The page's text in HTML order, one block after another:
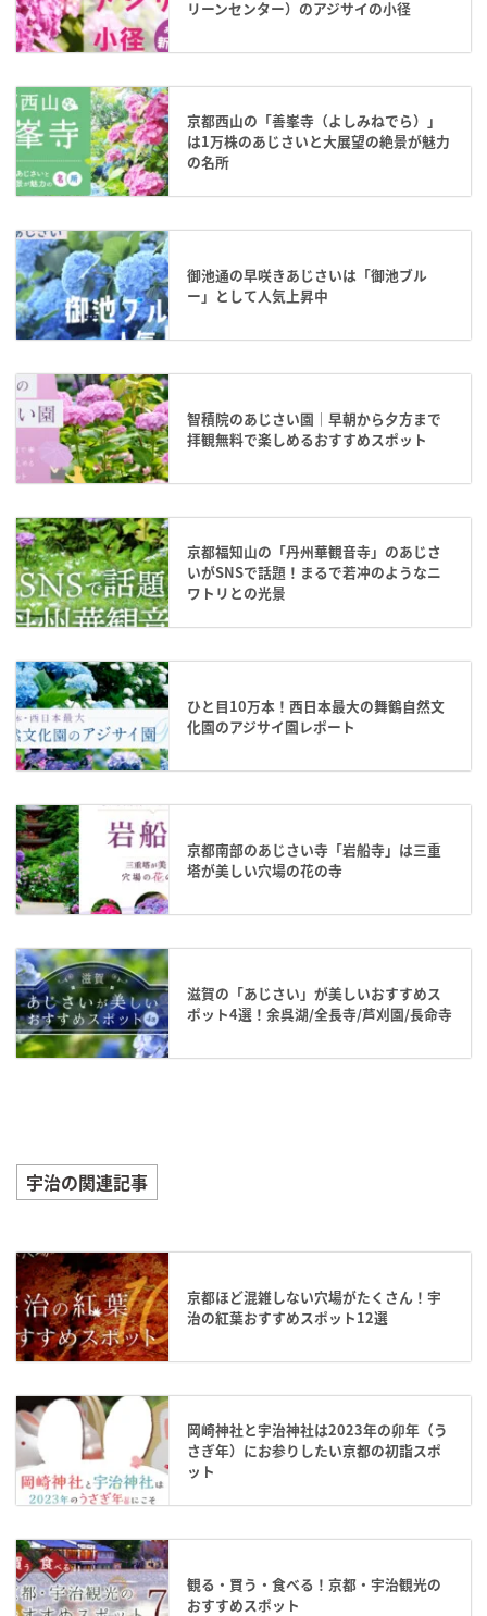
リーンセンター）のアジサイの小径
京都西山の「善峯寺（よしみねでら）」
は1万株のあじさいと大展望の絶景が魅力
の名所
御池通の早咲きあじさいは「御池ブル
ー」として人気上昇中
智積院のあじさい園｜早朝から夕方まで
拝観無料で楽しめるおすすめスポット
京都福知山の「丹州華観音寺」のあじさ
いがSNSで話題！まるで若冲のようなニ
ワトリとの光景
ひと目10万本！西日本最大の舞鶴自然文
化園のアジサイ園レポート
京都南部のあじさい寺「岩船寺」は三重
塔が美しい穴場の花の寺
滋賀の「あじさい」が美しいおすすめス
ポット4選！余呉湖/全長寺/芦刈園/長命寺
宇治の関連記事
京都ほど混雑しない穴場がたくさん！宇
治の紅葉おすすめスポット12選
岡崎神社と宇治神社は2023年の卯年（う
さぎ年）にお参りしたい京都の初詣スポ
ット
観る・買う・食べる！京都・宇治観光の
おすすめスポット